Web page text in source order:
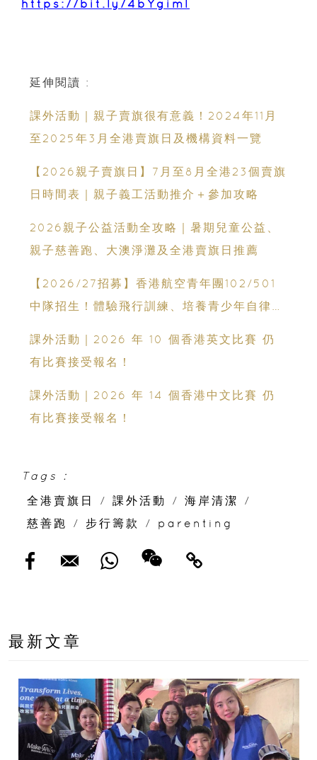
https://bit.ly/4bYgiml
延伸閱讀 :
課外活動｜親子賣旗很有意義！2024年11月
至2025年3月全港賣旗日及機構資料一覽
【2026親子賣旗日】7月至8月全港23個賣旗
日時間表｜親子義工活動推介＋參加攻略
2026親子公益活動全攻略｜暑期兒童公益、
親子慈善跑、大澳淨灘及全港賣旗日推薦
【2026/27招募】香港航空青年團102/501
中隊招生！體驗飛行訓練、培養青少年自律與
課外活動｜2026 年 10 個香港英文比賽 仍
有比賽接受報名！
課外活動｜2026 年 14 個香港中文比賽 仍
有比賽接受報名！
Tags :
全港賣旗日
/ 課外活動 / 海岸清潔
/
慈善跑
/ 步行籌款 / parenting
最新文章